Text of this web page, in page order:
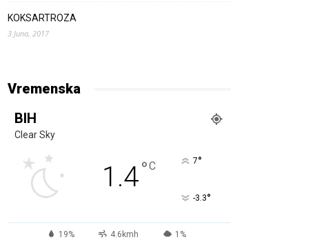
KOKSARTROZA
3 Juna, 2017
Vremenska
BIH
Clear Sky
1.4°C 7°
-3.3°
19% 4.6kmh 1%